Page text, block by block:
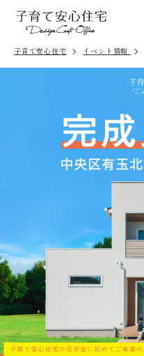
子育て安心住宅 イベント情報